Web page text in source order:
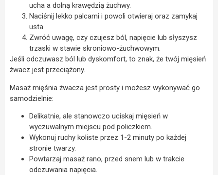
ucha a dolną krawędzią żuchwy.
Naciśnij lekko palcami i powoli otwieraj oraz zamykaj
usta.
Zwróć uwagę, czy czujesz ból, napięcie lub słyszysz
trzaski w stawie skroniowo-żuchwowym.
Jeśli odczuwasz ból lub dyskomfort, to znak, że twój mięsień
żwacz jest przeciążony.
Masaż mięśnia żwacza jest prosty i możesz wykonywać go
samodzielnie:
Delikatnie, ale stanowczo uciskaj mięsień w
wyczuwalnym miejscu pod policzkiem.
Wykonuj ruchy koliste przez 1-2 minuty po każdej
stronie twarzy.
Powtarzaj masaż rano, przed snem lub w trakcie
odczuwania napięcia.